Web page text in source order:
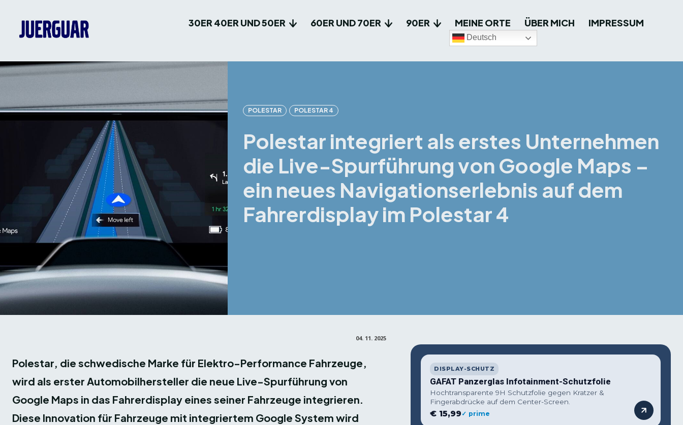
30ER 40ER UND 50ER 60ER UND 70ER 90ER MEINE ORTE ÜBER MICH IMPRESSUM
Deutsch
POLESTAR POLESTAR 4
Polestar integriert als erstes Unternehmen
die Live-Spurführung von Google Maps –
ein neues Navigationserlebnis auf dem
Fahrerdisplay im Polestar 4
04. 11. 2025
Polestar, die schwedische Marke für Elektro-Performance Fahrzeuge,
wird als erster Automobilhersteller die neue Live-Spurführung von
Google Maps in das Fahrerdisplay eines seiner Fahrzeuge integrieren.
Diese Innovation für Fahrzeuge mit integriertem Google System wird
DISPLAY-SCHUTZ
GAFAT Panzerglas Infotainment-Schutzfolie
Hochtransparente 9H Schutzfolie gegen Kratzer &
Fingerabdrücke auf dem Center-Screen.
€ 15,99✓ prime